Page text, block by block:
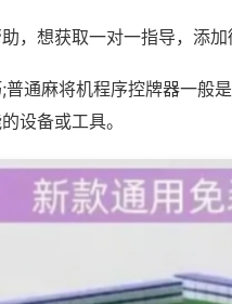
，想获取一对一指导，添
通麻将机程序控牌器一般
设备或工具。